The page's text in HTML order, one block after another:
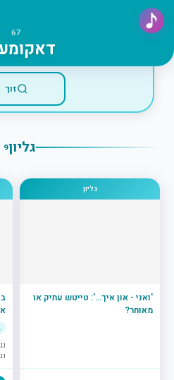
67
זוך
גליון9
גליון
'ואני - און איך...': טייטש עתיק או
מאוחר?